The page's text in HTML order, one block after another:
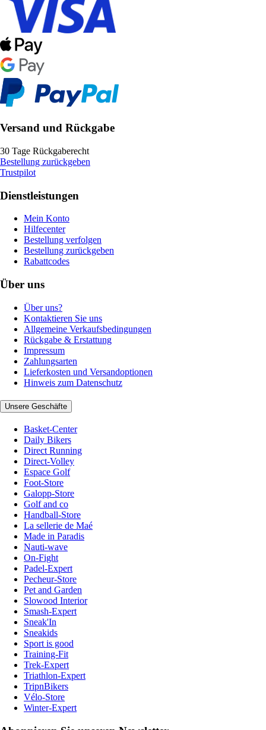
Versand und Rückgabe
30 Tage Rückgaberecht
Bestellung zurückgeben
Trustpilot
Dienstleistungen
Mein Konto
Hilfecenter
Bestellung verfolgen
Bestellung zurückgeben
Rabattcodes
Über uns
Über uns?
Kontaktieren Sie uns
Allgemeine Verkaufsbedingungen
Rückgabe & Erstattung
Impressum
Zahlungsarten
Lieferkosten und Versandoptionen
Hinweis zum Datenschutz
Unsere Geschäfte
Basket-Center
Daily Bikers
Direct Running
Direct-Volley
Espace Golf
Foot-Store
Galopp-Store
Golf and co
Handball-Store
La sellerie de Maé
Made in Paradis
Nauti-wave
On-Fight
Padel-Expert
Pecheur-Store
Pet and Garden
Slowood Interior
Smash-Expert
Sneak'In
Sneakids
Sport is good
Training-Fit
Trek-Expert
Triathlon-Expert
TripnBikers
Vélo-Store
Winter-Expert